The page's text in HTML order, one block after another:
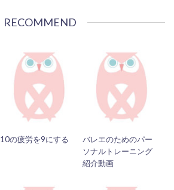
RECOMMEND
10の疲労を9にする
バレエのためのパー
ソナルトレーニング
紹介動画